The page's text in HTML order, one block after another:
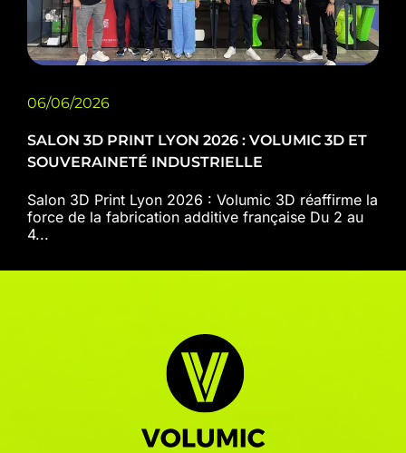
06/06/2026
SALON 3D PRINT LYON 2026 : VOLUMIC 3D ET
SOUVERAINETÉ INDUSTRIELLE
Salon 3D Print Lyon 2026 : Volumic 3D réaffirme la
force de la fabrication additive française Du 2 au
4...